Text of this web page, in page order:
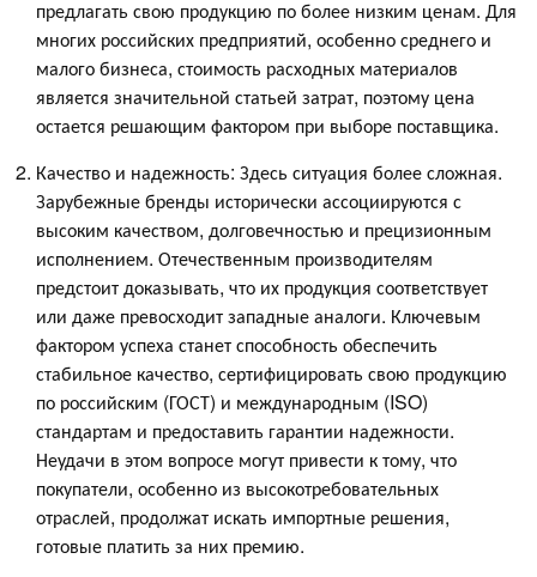
предлагать свою продукцию по более низким ценам. Для
многих российских предприятий, особенно среднего и
малого бизнеса, стоимость расходных материалов
является значительной статьей затрат, поэтому цена
остается решающим фактором при выборе поставщика.
Качество и надежность: Здесь ситуация более сложная.
Зарубежные бренды исторически ассоциируются с
высоким качеством, долговечностью и прецизионным
исполнением. Отечественным производителям
предстоит доказывать, что их продукция соответствует
или даже превосходит западные аналоги. Ключевым
фактором успеха станет способность обеспечить
стабильное качество, сертифицировать свою продукцию
по российским (ГОСТ) и международным (ISO)
стандартам и предоставить гарантии надежности.
Неудачи в этом вопросе могут привести к тому, что
покупатели, особенно из высокотребовательных
отраслей, продолжат искать импортные решения,
готовые платить за них премию.